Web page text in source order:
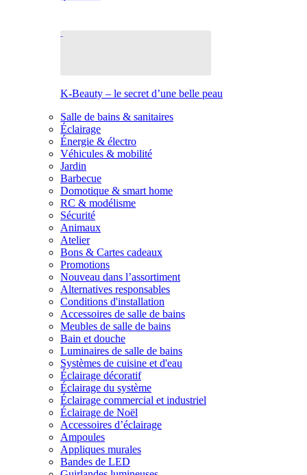
K-Beauty – le secret d’une belle peau
Salle de bains & sanitaires
Éclairage
Énergie & électro
Véhicules & mobilité
Jardin
Barbecue
Domotique & smart home
RC & modélisme
Sécurité
Animaux
Atelier
Bons & Cartes cadeaux
Promotions
Nouveau dans l’assortiment
Alternatives responsables
Conditions d'installation
Accessoires de salle de bains
Meubles de salle de bains
Bain et douche
Luminaires de salle de bains
Systèmes de cuisine et d'eau
Éclairage décoratif
Éclairage du système
Éclairage commercial et industriel
Éclairage de Noël
Accessoires d’éclairage
Ampoules
Appliques murales
Bandes de LED